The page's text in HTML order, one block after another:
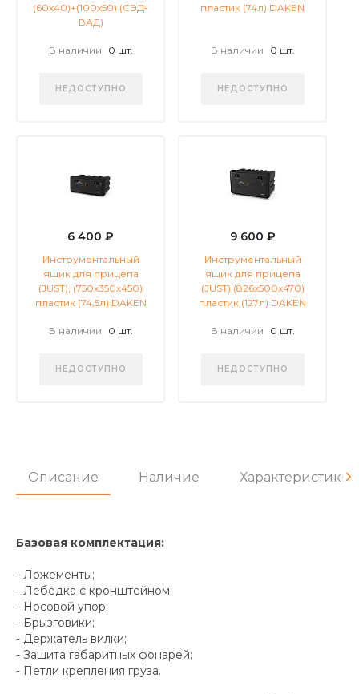
(60х40)+(100х50) (СЭД-
ВАД)
В наличии 0 шт.
НЕДОСТУПНО
пластик (74л) DAKEN
В наличии 0 шт.
НЕДОСТУПНО
6 400 ₽
Инструментальный
ящик для прицепа
(JUST), (750х350х450)
пластик (74,5л) DAKEN
В наличии 0 шт.
НЕДОСТУПНО
9 600 ₽
Инструментальный
ящик для прицепа
(JUST) (826x500x470)
пластик (127л) DAKEN
В наличии 0 шт.
НЕДОСТУПНО
Описание Наличие Характеристики
Базовая комплектация:
- Ложементы;
- Лебедка с кронштейном;
- Носовой упор;
- Брызговики;
- Держатель вилки;
- Защита габаритных фонарей;
- Петли крепления груза.